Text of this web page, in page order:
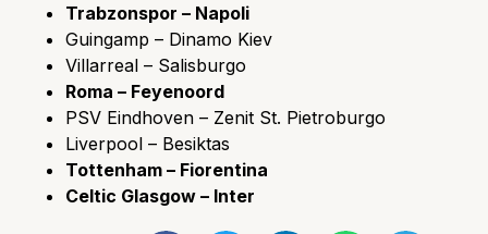
Trabzonspor – Napoli
Guingamp – Dinamo Kiev
Villarreal – Salisburgo
Roma – Feyenoord
PSV Eindhoven – Zenit St. Pietroburgo
Liverpool – Besiktas
Tottenham – Fiorentina
Celtic Glasgow – Inter